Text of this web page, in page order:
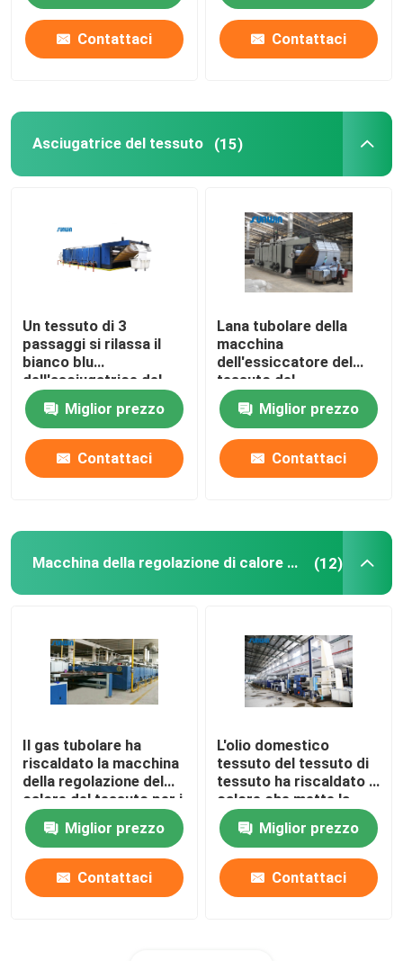
apparecchio di tintura del tessuto
Asciugatrice di caduta
Rilassi la macchina più asciutta
Contattaci Contattaci
Asciugatrice del tessuto (15)
Un tessuto di 3
passaggi si rilassa il
bianco blu
dell'asciugatrice del
tessuto
dell'essiccatore
Miglior prezzo
Contattaci
Lana tubolare della
macchina
dell'essiccatore del
tessuto del
riscaldamento a gas
pre asciugatrice
50m/Min
Miglior prezzo
Contattaci
Macchina della regolazione di calore del tessuto (12)
Il gas tubolare ha
riscaldato la macchina
della regolazione del
calore del tessuto per i
tessuti
dell'asciugamano
2200mm
Miglior prezzo
Contattaci
L'olio domestico
tessuto del tessuto di
tessuto ha riscaldato il
calore che mette la
macchina di finitura di
StenterMiglior prezzo
Contattaci